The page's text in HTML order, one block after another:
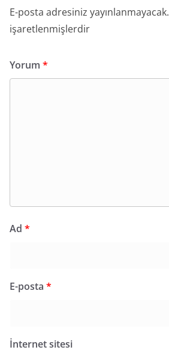
E-posta adresiniz yayınlanmayacak.
işaretlenmişlerdir
Yorum *
Ad *
E-posta *
İnternet sitesi